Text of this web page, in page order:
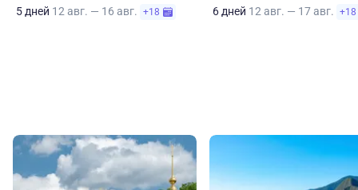
5 дней 12 авг. — 16 авг. +18 6 дней 12 авг. — 17 авг. +18